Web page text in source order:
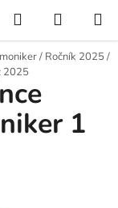
Hledat
/ Ročník 2025/
2025
1